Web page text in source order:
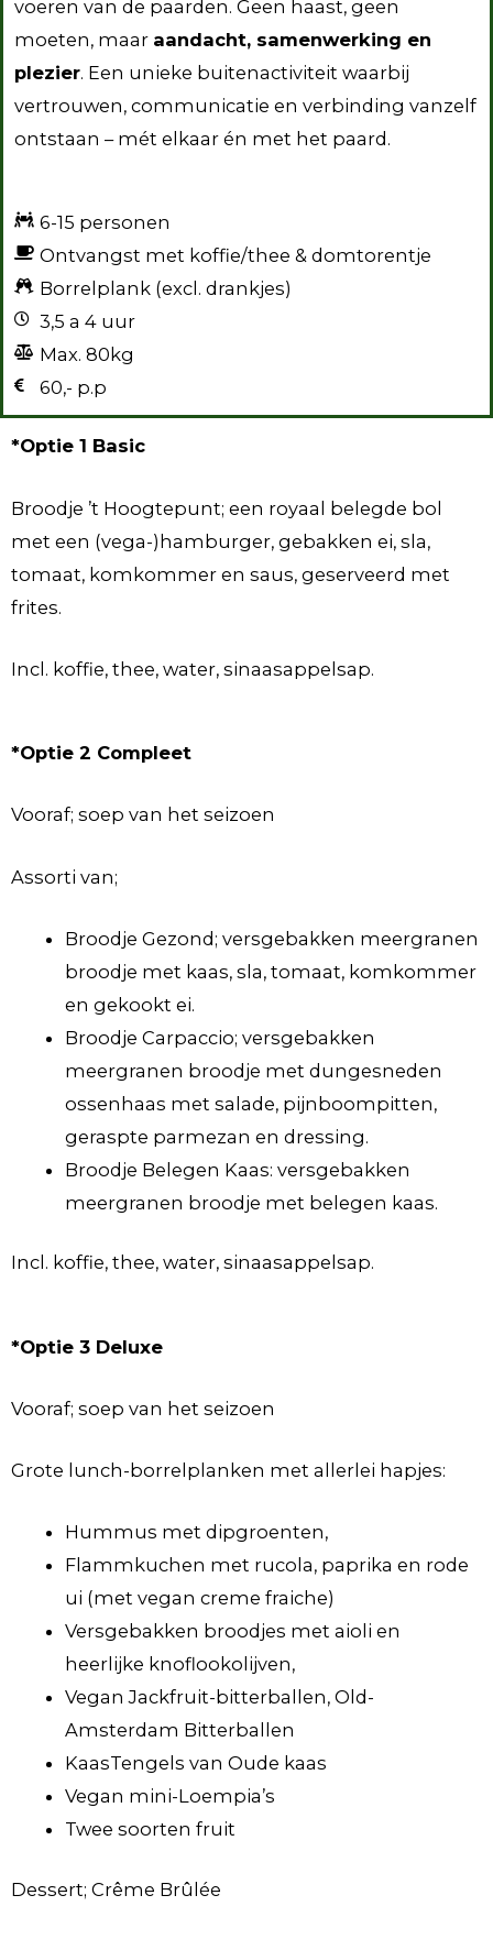
voeren van de paarden. Geen haast, geen
moeten, maar aandacht, samenwerking en
plezier. Een unieke buitenactiviteit waarbij
vertrouwen, communicatie en verbinding vanzelf
ontstaan – mét elkaar én met het paard.
6-15 personen
Ontvangst met koffie/thee & domtorentje
Borrelplank (excl. drankjes)
3,5 a 4 uur
Max. 80kg
60,- p.p
*Optie 1 Basic
Broodje ’t Hoogtepunt; een royaal belegde bol
met een (vega-)hamburger, gebakken ei, sla,
tomaat, komkommer en saus, geserveerd met
frites.
Incl. koffie, thee, water, sinaasappelsap.
*Optie 2 Compleet
Vooraf; soep van het seizoen
Assorti van;
Broodje Gezond; versgebakken meergranen
broodje met kaas, sla, tomaat, komkommer
en gekookt ei.
Broodje Carpaccio; versgebakken
meergranen broodje met dungesneden
ossenhaas met salade, pijnboompitten,
geraspte parmezan en dressing.
Broodje Belegen Kaas: versgebakken
meergranen broodje met belegen kaas.
Incl. koffie, thee, water, sinaasappelsap.
*Optie 3 Deluxe
Vooraf; soep van het seizoen
Grote lunch-borrelplanken met allerlei hapjes:
Hummus met dipgroenten,
Flammkuchen met rucola, paprika en rode
ui (met vegan creme fraiche)
Versgebakken broodjes met aioli en
heerlijke knoflookolijven,
Vegan Jackfruit-bitterballen, Old-
Amsterdam Bitterballen
KaasTengels van Oude kaas
Vegan mini-Loempia’s
Twee soorten fruit
Dessert; Crême Brûlée